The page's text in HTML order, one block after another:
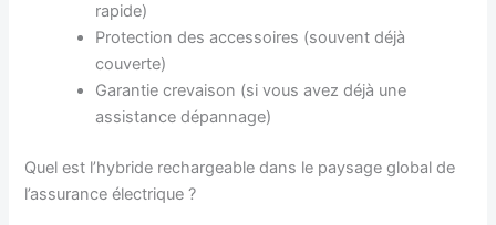
rapide)
Protection des accessoires (souvent déjà
couverte)
Garantie crevaison (si vous avez déjà une
assistance dépannage)
Quel est l’hybride rechargeable dans le paysage global de
l’assurance électrique ?